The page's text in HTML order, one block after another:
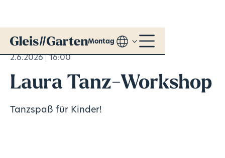
Montag
2.6.2026 16:00
Laura Tanz-Workshop
Tanzspaß für Kinder!